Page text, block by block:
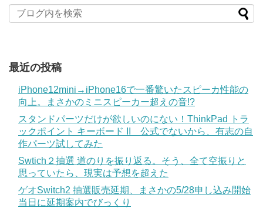
最近の投稿
iPhone12mini→iPhone16で一番驚いたスピーカ性能の
向上。まさかのミニスピーカー超えの音!?
スタンドパーツだけが欲しいのにない！ThinkPad トラ
ックポイント キーボード II 公式でないから、有志の自
作パーツ試してみた
Swtich２抽選 道のりを振り返る。そう、全て空振りと
思っていたら、現実は予想を超えた
ゲオSwitch2 抽選販売延期、まさかの5/28申し込み開始
当日に延期案内でびっくり